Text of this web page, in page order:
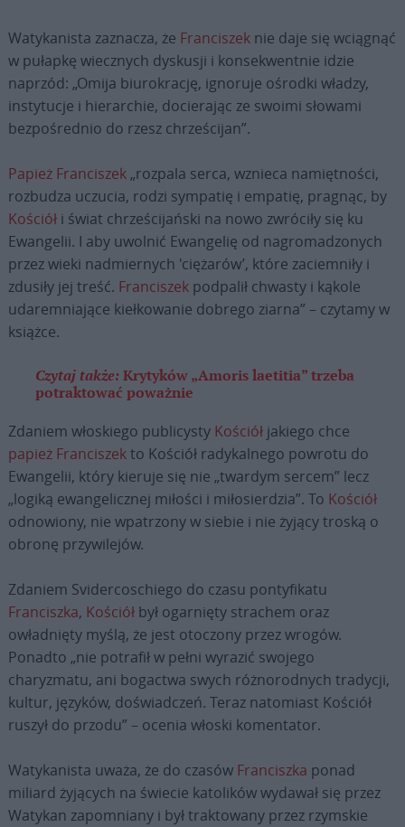
Watykanista zaznacza, że Franciszeknie daje się wciągnąć
w pułapkę wiecznych dyskusji i konsekwentnie idzie
naprzód: „Omija biurokrację, ignoruje ośrodki władzy,
instytucje i hierarchie, docierając ze swoimi słowami
bezpośrednio do rzesz chrześcijan”.
Papież Franciszek„rozpala serca, wznieca namiętności,
rozbudza uczucia, rodzi sympatię i empatię, pragnąc, by
Kościółi świat chrześcijański na nowo zwróciły się ku
Ewangelii. I aby uwolnić Ewangelię od nagromadzonych
przez wieki nadmiernych 'ciężarów’, które zaciemniły i
zdusiły jej treść. Franciszekpodpalił chwasty i kąkole
udaremniające kiełkowanie dobrego ziarna” – czytamy w
książce.
Czytaj także: Krytyków „Amoris laetitia” trzeba
potraktować poważnie
Zdaniem włoskiego publicysty Kościółjakiego chce
papież Franciszekto Kościół radykalnego powrotu do
Ewangelii, który kieruje się nie „twardym sercem” lecz
„logiką ewangelicznej miłości i miłosierdzia”. To Kościół
odnowiony, nie wpatrzony w siebie i nie żyjący troską o
obronę przywilejów.
Zdaniem Svidercoschiego do czasu pontyfikatu
Franciszka, Kościółbył ogarnięty strachem oraz
owładnięty myślą, że jest otoczony przez wrogów.
Ponadto „nie potrafił w pełni wyrazić swojego
charyzmatu, ani bogactwa swych różnorodnych tradycji,
kultur, języków, doświadczeń. Teraz natomiast Kościół
ruszył do przodu” – ocenia włoski komentator.
Watykanista uważa, że do czasów Franciszka ponad
miliard żyjących na świecie katolików wydawał się przez
Watykan zapomniany i był traktowany przez rzymskie